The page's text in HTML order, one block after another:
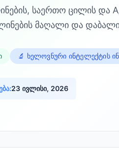
საერთო ცილის და A/
მაღალი და
🔬 ხელოვნური ინტელექტის
23 ივლისი, 2026